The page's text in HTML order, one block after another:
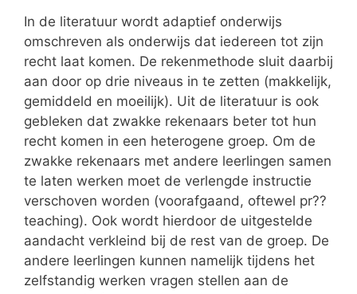
In de literatuur wordt adaptief onderwijs
omschreven als onderwijs dat iedereen tot zijn
recht laat komen. De rekenmethode sluit daarbij
aan door op drie niveaus in te zetten (makkelijk,
gemiddeld en moeilijk). Uit de literatuur is ook
gebleken dat zwakke rekenaars beter tot hun
recht komen in een heterogene groep. Om de
zwakke rekenaars met andere leerlingen samen
te laten werken moet de verlengde instructie
verschoven worden (voorafgaand, oftewel pr??
teaching). Ook wordt hierdoor de uitgestelde
aandacht verkleind bij de rest van de groep. De
andere leerlingen kunnen namelijk tijdens het
zelfstandig werken vragen stellen aan de